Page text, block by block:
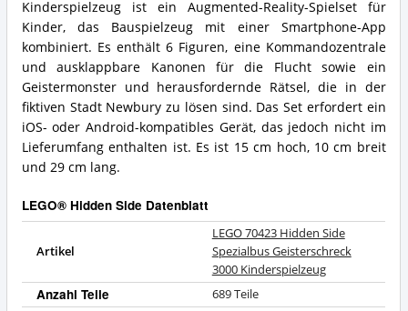
70423
Hidden
Side
Spezialbus
Geisterschreck
3000
Kinderspielzeug
Zusammenfassung:
Was
bietet
dieses
Hidden
Side?
Kinderspielzeug ist ein Augmented-Reality-Spielset für
Kinder, das Bauspielzeug mit einer Smartphone-App
kombiniert. Es enthält 6 Figuren, eine Kommandozentrale
und ausklappbare Kanonen für die Flucht sowie ein
Geistermonster und herausfordernde Rätsel, die in der
fiktiven Stadt Newbury zu lösen sind. Das Set erfordert ein
iOS- oder Android-kompatibles Gerät, das jedoch nicht im
Lieferumfang enthalten ist. Es ist 15 cm hoch, 10 cm breit
und 29 cm lang.
LEGO® Hidden Side Datenblatt
Artikel
LEGO 70423 Hidden Side
Spezialbus Geisterschreck
3000 Kinderspielzeug
Anzahl Teile 689 Teile
Vorteile:
Was
spricht
für
dieses
LEGO®
Hidden
Side?